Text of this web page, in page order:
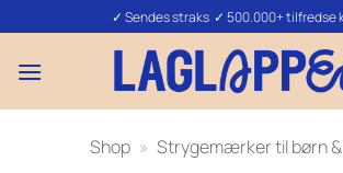
til
indhold
✓ Sendes straks ✓ 500.000+ tilfredse
Shop » Strygemærker til børn